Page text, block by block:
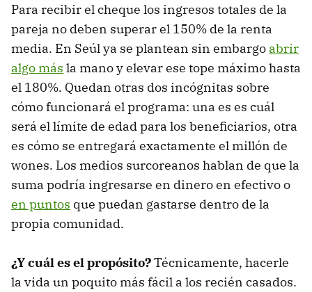
Para recibir el cheque los ingresos totales de la
pareja no deben superar el 150% de la renta
media. En Seúl ya se plantean sin embargo abrir
algo más la mano y elevar ese tope máximo hasta
el 180%. Quedan otras dos incógnitas sobre
cómo funcionará el programa: una es es cuál
será el límite de edad para los beneficiarios, otra
es cómo se entregará exactamente el millón de
wones. Los medios surcoreanos hablan de que la
suma podría ingresarse en dinero en efectivo o
en puntos que puedan gastarse dentro de la
propia comunidad.
¿Y cuál es el propósito?Técnicamente, hacerle
la vida un poquito más fácil a los recién casados.